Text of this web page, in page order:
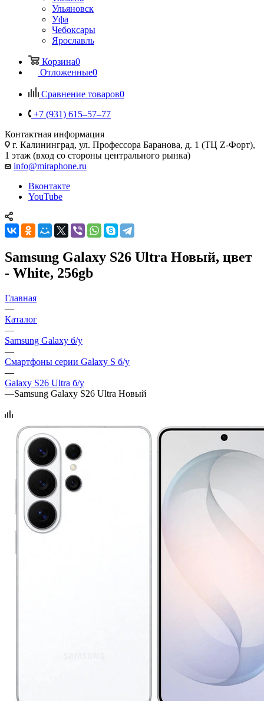
Ульяновск
Уфа
Чебоксары
Ярославль
Корзина0
Отложенные0
Сравнение товаров0
+7 (931) 615‒57‒77
Контактная информация
г. Калининград, ул. Профессора Баранова, д. 1 (ТЦ Z-Форт),
1 этаж (вход со стороны центрального рынка)
info@miraphone.ru
Вконтакте
YouTube
Samsung Galaxy S26 Ultra Новый, цвет
- White, 256gb
Главная
—
Каталог
—
Samsung Galaxy б/у
—
Смартфоны серии Galaxy S б/у
—
Galaxy S26 Ultra б/у
—Samsung Galaxy S26 Ultra Новый